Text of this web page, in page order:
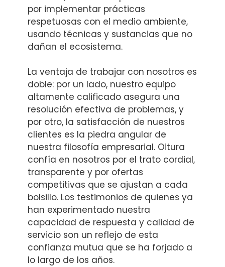
por implementar prácticas
respetuosas con el medio ambiente,
usando técnicas y sustancias que no
dañan el ecosistema.
La ventaja de trabajar con nosotros es
doble: por un lado, nuestro equipo
altamente calificado asegura una
resolución efectiva de problemas, y
por otro, la satisfacción de nuestros
clientes es la piedra angular de
nuestra filosofía empresarial. Oitura
confía en nosotros por el trato cordial,
transparente y por ofertas
competitivas que se ajustan a cada
bolsillo. Los testimonios de quienes ya
han experimentado nuestra
capacidad de respuesta y calidad de
servicio son un reflejo de esta
confianza mutua que se ha forjado a
lo largo de los años.